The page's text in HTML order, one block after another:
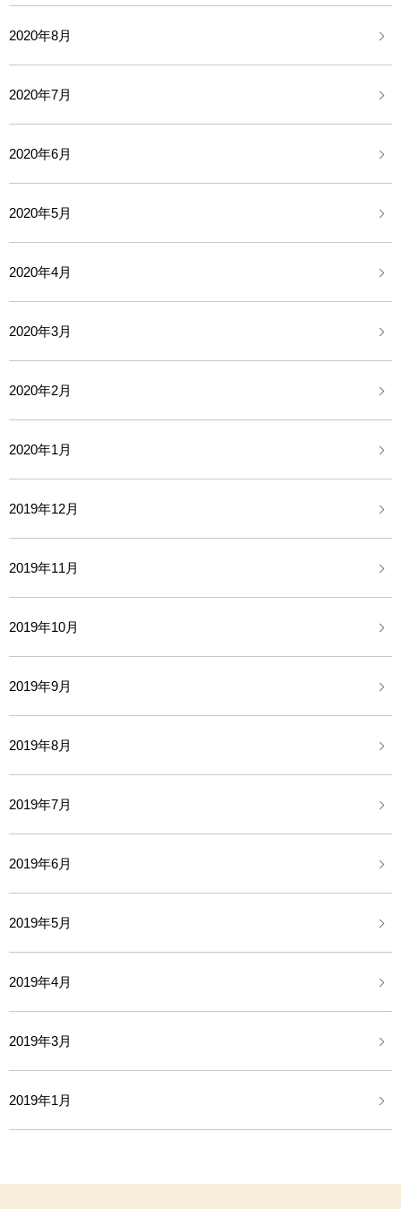
2020年8月
2020年7月
2020年6月
2020年5月
2020年4月
2020年3月
2020年2月
2020年1月
2019年12月
2019年11月
2019年10月
2019年9月
2019年8月
2019年7月
2019年6月
2019年5月
2019年4月
2019年3月
2019年1月